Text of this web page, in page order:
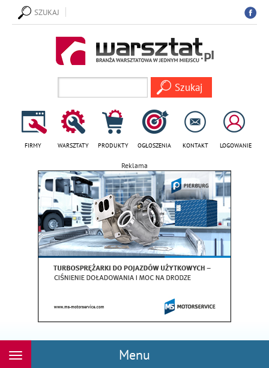
SZUKAJ
FIRMY WARSZTATY PRODUKTY OGŁOSZENIA KONTAKT LOGOWANIE
Reklama
Menu
Rozwiń